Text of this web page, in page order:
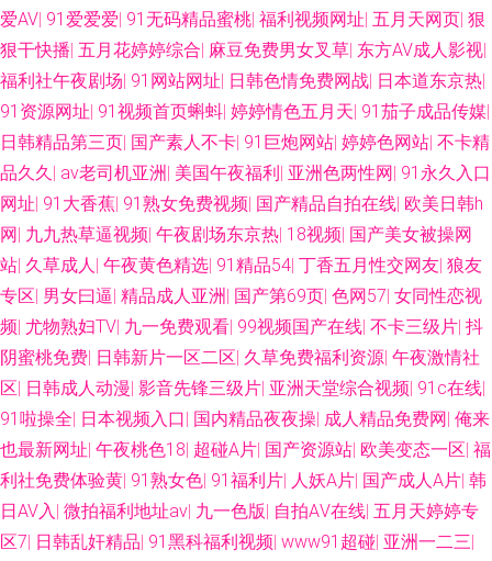
爱AV| 91爱爱爱| 91无码精品蜜桃| 福利视频网址| 五月天网页| 狠
狠干快播| 五月花婷婷综合| 麻豆免费男女叉草| 东方AV成人影视|
福利社午夜剧场| 91网站网址| 日韩色情免费网战| 日本道东京热|
91资源网址| 91视频首页蝌蚪| 婷婷情色五月天| 91茄子成品传媒|
日韩精品第三页| 国产素人不卡| 91巨炮网站| 婷婷色网站| 不卡精
品久久| av老司机亚洲 | 美国午夜福利| 亚洲色两性网| 91永久入口
网址| 91大香蕉| 91熟女免费视频| 国产精品自拍在线| 欧美日韩h
网| 九九热草逼视频| 午夜剧场东京热| 18视频| 国产美女被操网
站| 久草成人| 午夜黄色精选| 91精品54| 丁香五月性交网友| 狼友
专区| 男女曰逼| 精品成人亚洲 | 国产第69页| 色网57| 女同性恋视
频| 尤物熟妇TV| 九一免费观看| 99视频国产在线| 不卡三级片| 抖
阴蜜桃免费| 日韩新片一区二区| 久草免费福利资源| 午夜激情社
区| 日韩成人动漫| 影音先锋三级片| 亚洲天堂综合视频| 91c在线|
91啦操全| 日本视频入口| 国内精品夜夜操| 成人精品免费网| 俺来
也最新网址| 午夜桃色18| 超碰A片| 国产资源站| 欧美变态一区| 福
利社免费体验黄| 91熟女色| 91福利片| 人妖A片| 国产成人A片| 韩
日AV入| 微拍福利地址av| 九一色版| 自拍AⅤ在线| 五月天婷婷专
区7| 日韩乱奸精品| 91黑科福利视频| www91超碰| 亚洲一二三|